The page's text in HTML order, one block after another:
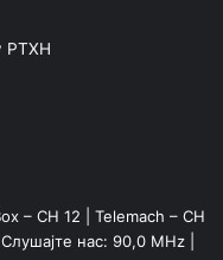
РТХН
– CH 12 | Telemach – CH
нас: 90,0 MHz |